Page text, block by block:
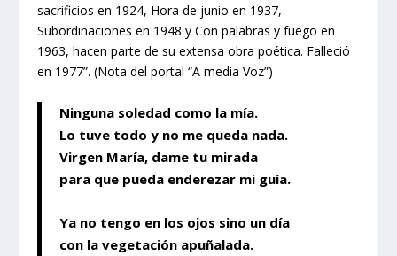
sacrificios en 1924, Hora de junio en 1937,
Subordinaciones en 1948 y Con palabras y fuego en
1963, hacen parte de su extensa obra poética. Falleció
en 1977”. (Nota del portal “A media Voz”)
Ninguna soledad como la mía.
Lo tuve todo y no me queda nada.
Virgen María, dame tu mirada
para que pueda enderezar mi guía.
Ya no tengo en los ojos sino un día
con la vegetación apuñalada.